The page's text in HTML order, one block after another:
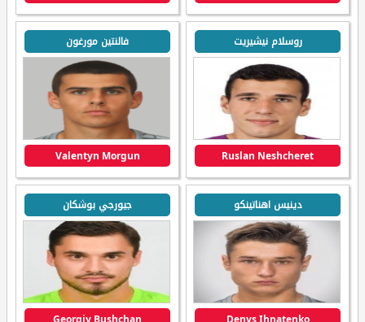
روسلام نيشيريت
Ruslan Neshcheret
فالنتين مورغون
Valentyn Morgun
دينيس اهناتينكو
Denys Ihnatenko
جيورجي بوشكان
Georgiy Bushchan